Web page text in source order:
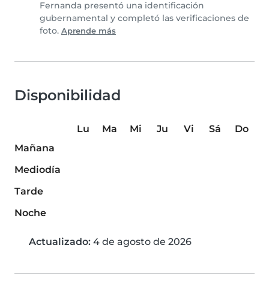
Fernanda presentó una identificación
gubernamental y completó las verificaciones de
foto. Aprende más
Disponibilidad
Lu Ma Mi Ju Vi Sá
Do
Mañana
Mediodía
Tarde
Noche
Actualizado: 4 de agosto de 2026